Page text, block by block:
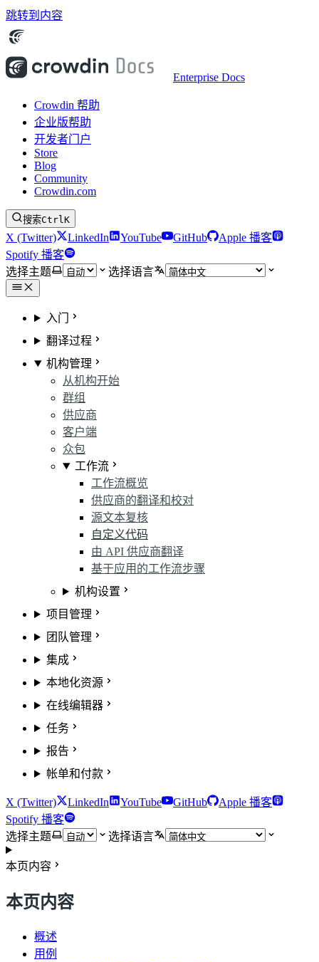
跳转到内容
Enterprise Docs
Crowdin 帮助
企业版帮助
开发者门户
Store
Blog
Community
Crowdin.com
搜索CtrlK
X (Twitter) LinkedIn YouTube GitHub
Apple 播客
Spotify 播客
选择主题
选择语言
入门
翻译过程
机构管理
从机构开始
群组
供应商
客户端
众包
工作流
工作流概览
供应商的翻译和校对
源文本复核
自定义代码
由 API 供应商翻译
基于应用的工作流步骤
机构设置
项目管理
团队管理
集成
本地化资源
在线编辑器
任务
报告
帐单和付款
X (Twitter) LinkedIn YouTube GitHub
Apple 播客
Spotify 播客
选择主题
选择语言
本页内容
本页内容
概述
用例